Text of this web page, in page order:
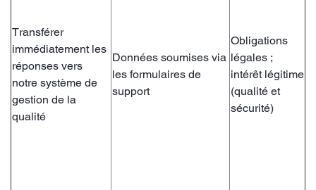
Transférer
immédiatement les
réponses vers
notre système de
gestion de la
qualité
Données soumises via
les formulaires de
support
Obligations
légales ;
intérêt légitime
(qualité et
sécurité)